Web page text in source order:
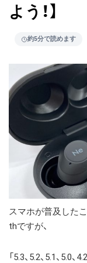
よう！】
約5分で読めます
スマホが普及した
thですが、
「5.3、5.2、5.1、5.0